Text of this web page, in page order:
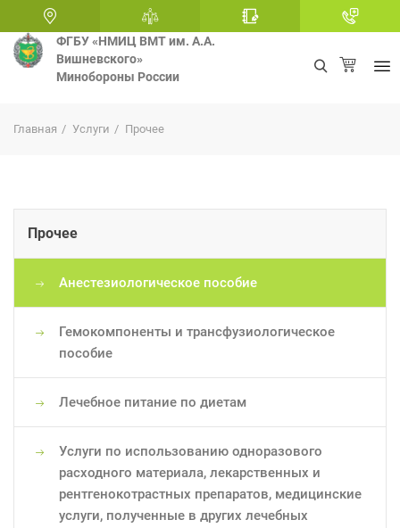
ФГБУ «НМИЦ ВМТ им. А.А.
Вишневского»
Минобороны России
Главная Услуги Прочее
Прочее
Анестезиологическое пособие
Гемокомпоненты и трансфузиологическое
пособие
Лечебное питание по диетам
Услуги по использованию одноразового
расходного материала, лекарственных и
рентгенокотрастных препаратов, медицинские
услуги, полученные в других лечебных